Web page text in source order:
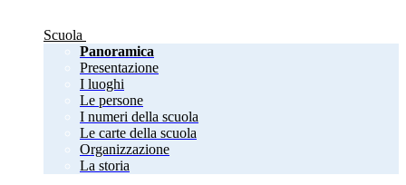
Scuola
Panoramica
Presentazione
I luoghi
Le persone
I numeri della scuola
Le carte della scuola
Organizzazione
La storia